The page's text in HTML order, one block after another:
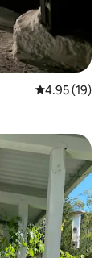
Calificación
4.95 (19)